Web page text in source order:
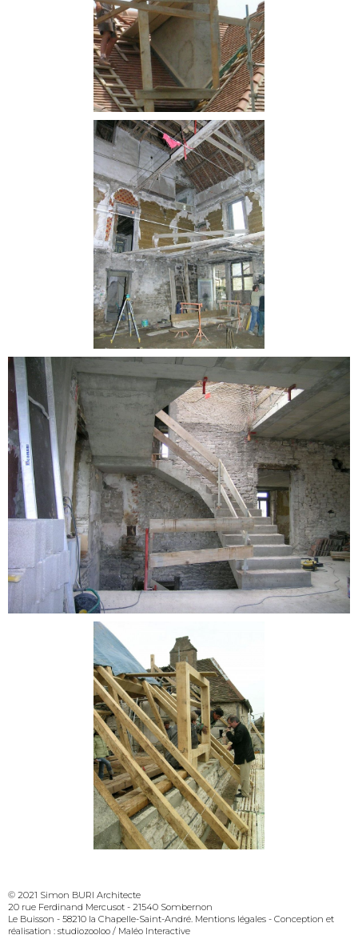
© 2021 Simon BURI Architecte
20 rue Ferdinand Mercusot - 21540 Sombernon
Le Buisson - 58210 la Chapelle-Saint-André Mentions légales - Conception et
réalisation : studiozooloo / Maléo Interactive